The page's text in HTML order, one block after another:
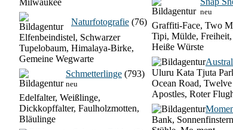
Milwaukee
Naturfotografie (76)
Elfenbeindistel, Schwarzer
Tupelobaum, Himalaya-Birke,
Gemeine Wegwarte
Schmetterlinge (793)
neu
Edelfalter, Weißlinge,
Dickkopffalter, Faulholzmotten,
Bläulinge
neu
Graffiti-Face, Two
Tipi, Mülde,
Heiße Würste
Uluru Kata Tjuta
Ocean Road, Twelve
Apostles, Roter
Bank,